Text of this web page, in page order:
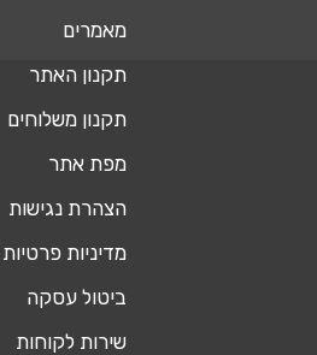
מאמרים
תקנון האתר
תקנון משלוחים
מפת אתר
הצהרת נגישות
מדיניות פרטיות
ביטול עסקה
שירות לקוחות